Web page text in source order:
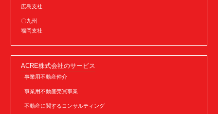
広島支社
〇九州
福岡支社
ACRE株式会社のサービス
事業用不動産仲介
事業用不動産売買事業
不動産に関するコンサルティング